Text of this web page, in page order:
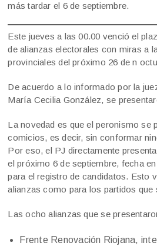
más tardar el 6 de septiembre.
Este jueves a las 00.00 venció el
de alianzas electorales con miras a
provinciales del próximo 26 de n
De acuerdo a lo informado por la
María Cecilia González, se
La novedad es que el peronismo se
comicios, es decir, sin conformar
Por eso, el PJ directamente
el próximo 6 de septiembre, fecha
para el registro de candidatos. Esto
alianzas como para los partidos que
Las ocho alianzas que se
Frente Renovación Riojana,